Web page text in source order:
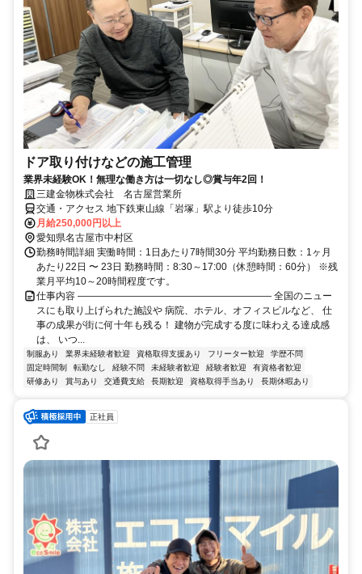
ドア取り付けなどの施工管理
業界未経験OK！無理な働き方は一切なし◎賞与年2回！
三建金物株式会社 名古屋営業所
交通・アクセス 地下鉄東山線「岩塚」駅より徒歩10分
月給250,000円以上
愛知県名古屋市中村区
勤務時間詳細 実働時間：1日あたり7時間30分 平均勤務日数：1ヶ月
あたり22日 〜 23日 勤務時間：8:30～17:00（休憩時間：60分） ※残
業月平均10～20時間程度です。
仕事内容 ―――――――――――――――――――― 全国のニュー
スにも取り上げられた施設や 病院、ホテル、オフィスビルなど、 仕
事の成果が街に何十年も残る！ 建物が完成する度に味わえる達成感
は、 いつ...
制服あり 業界未経験者歓迎 資格取得支援あり フリーター歓迎
学歴不問
固定時間制
転勤なし 経験不問 未経験者歓迎 経験者歓迎
有資格者歓迎
研修あり
賞与あり 交通費支給 長期歓迎 資格取得手当あり 長期休暇あり
正社員